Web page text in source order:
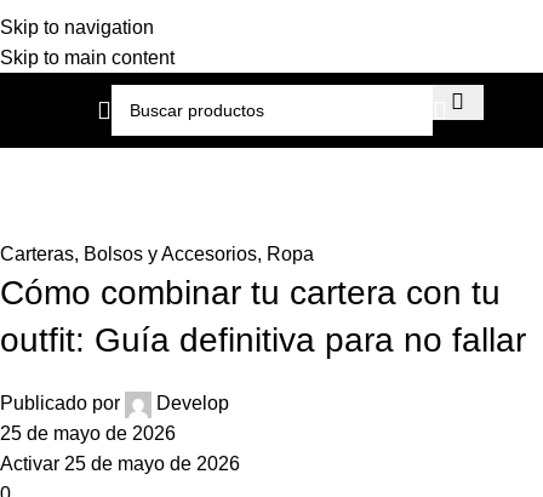
Skip to navigation
Skip to main content
Carteras, Bolsos y Accesorios, Ropa
Cómo combinar tu cartera con tu
outfit: Guía definitiva para no fallar
Publicado por
Develop
25 de mayo de 2026
Activar 25 de mayo de 2026